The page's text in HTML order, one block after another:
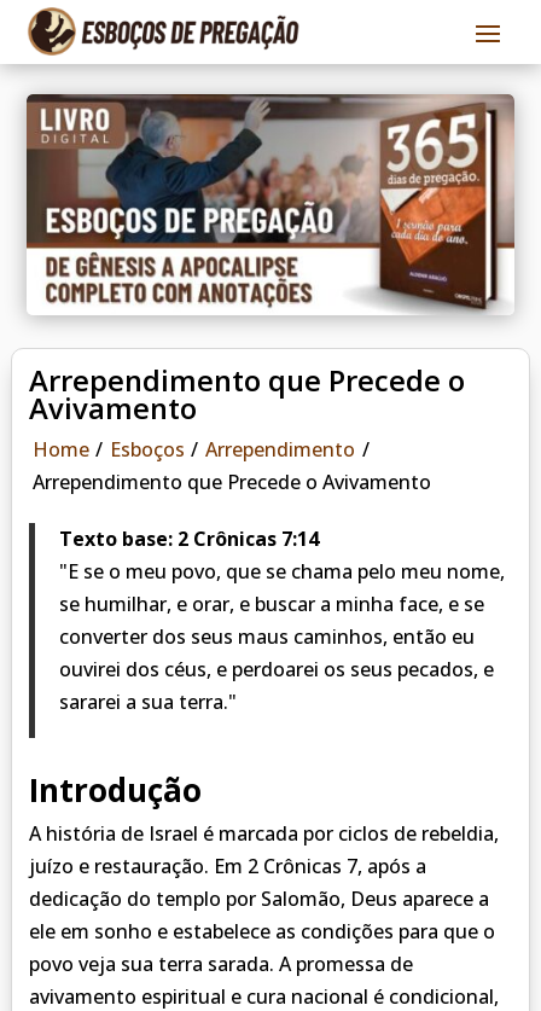
Arrependimento que Precede o
Avivamento
Home / Esboços / Arrependimento /
Arrependimento que Precede o Avivamento
Texto base: 2 Crônicas 7:14
"E se o meu povo, que se chama pelo meu nome,
se humilhar, e orar, e buscar a minha face, e se
converter dos seus maus caminhos, então eu
ouvirei dos céus, e perdoarei os seus pecados, e
sararei a sua terra."
Introdução
A história de Israel é marcada por ciclos de rebeldia,
juízo e restauração. Em 2 Crônicas 7, após a
dedicação do templo por Salomão, Deus aparece a
ele em sonho e estabelece as condições para que o
povo veja sua terra sarada. A promessa de
avivamento espiritual e cura nacional é condicional,